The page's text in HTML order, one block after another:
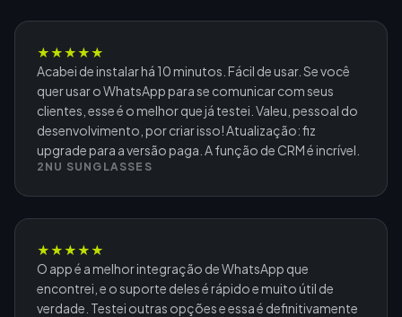
★★★★★
Acabei de instalar há 10 minutos. Fácil de usar. Se você
quer usar o WhatsApp para se comunicar com seus
clientes, esse é o melhor que já testei. Valeu, pessoal do
desenvolvimento, por criar isso! Atualização: fiz
upgrade para a versão paga. A função de CRM é incrível.
2NU SUNGLASSES
★★★★★
O app é a melhor integração de WhatsApp que
encontrei, e o suporte deles é rápido e muito útil de
verdade. Testei outras opções e essa é definitivamente